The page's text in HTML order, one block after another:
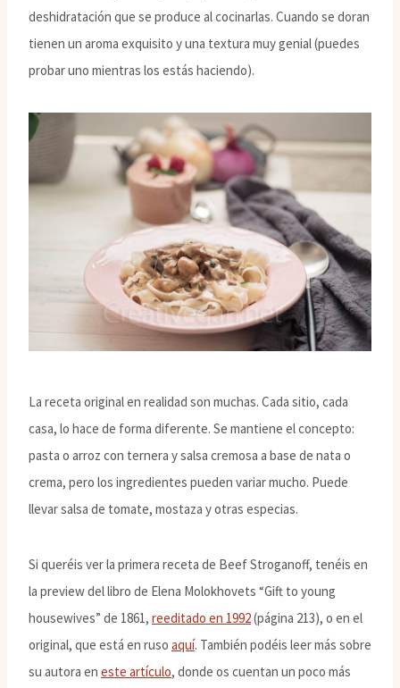
deshidratación que se produce al cocinarlas. Cuando se doran
tienen un aroma exquisito y una textura muy genial (puedes
probar uno mientras los estás haciendo).
La receta original en realidad son muchas. Cada sitio, cada
casa, lo hace de forma diferente. Se mantiene el concepto:
pasta o arroz con ternera y salsa cremosa a base de nata o
crema, pero los ingredientes pueden variar mucho. Puede
llevar salsa de tomate, mostaza y otras especias.
Si queréis ver la primera receta de Beef Stroganoff, tenéis en
la preview del libro de Elena Molokhovets “Gift to young
housewives” de 1861, reeditado en 1992(página 213), o en el
original, que está en ruso aquí. También podéis leer más sobre
su autora en este artículo, donde os cuentan un poco más